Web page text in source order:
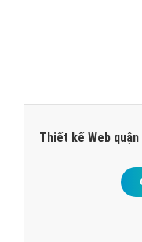
Thiết kế Web